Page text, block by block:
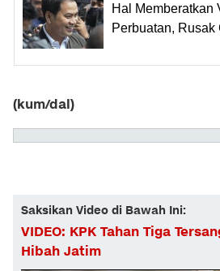
Hal Memberatkan
Perbuatan, Rusak
(kum/dal)
Saksikan Video di Bawah Ini:
VIDEO: KPK Tahan Tiga
Hibah Jatim